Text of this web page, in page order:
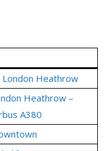
London Heathrow
Heathrow –
A380